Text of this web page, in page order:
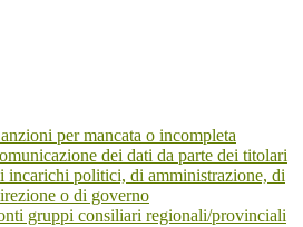
per mancata o incompleta
dei dati da parte dei titolari
incarichi politici, di amministrazione, di
o di governo
gruppi consiliari regionali/provinciali